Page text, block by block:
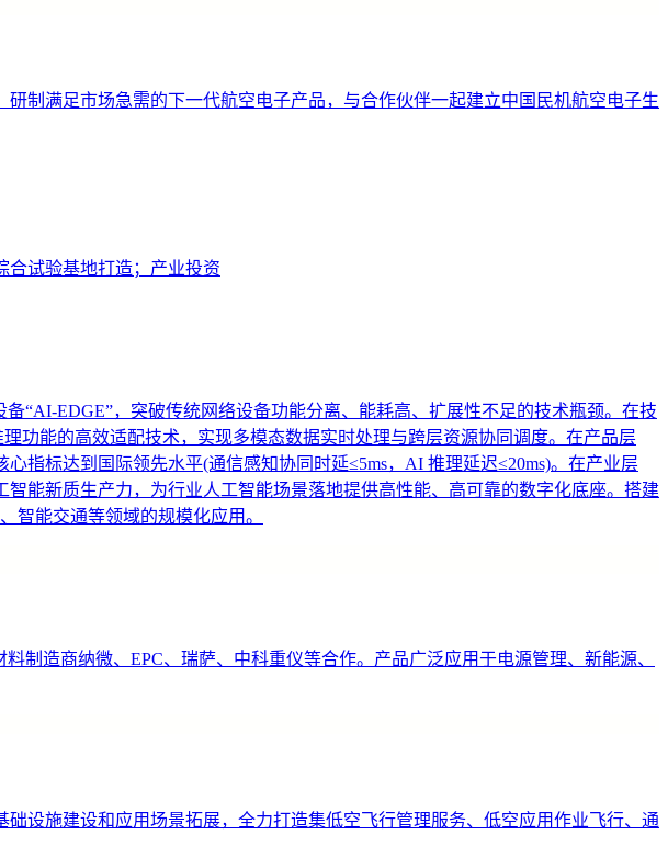
制满足市场急需的下一代航空电子产品，与合作伙伴一起建立中国民机航空电子生
合试验基地打造；产业投资
“AI-EDGE”，突破传统网络设备功能分离、能耗高、扩展性不足的技术瓶颈。在技
功能的高效适配技术，实现多模态数据实时处理与跨层资源协同调度。在产品层
指标达到国际领先水平(通信感知协同时延≤5ms，AI 推理延迟≤20ms)。在产业层
能新质生产力，为行业人工智能场景落地提供高性能、高可靠的数字化底座。搭建
智能交通等领域的规模化应用。
制造商纳微、EPC、瑞萨、中科重仪等合作。产品广泛应用于电源管理、新能源、
设施建设和应用场景拓展，全力打造集低空飞行管理服务、低空应用作业飞行、通